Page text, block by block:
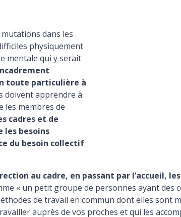
dans les
physiquement
mentale qui y serait
toute particulière à
doivent apprendre à
les membres de
cadres et de
les besoins
du besoin collectif
au cadre, en passant par l’accueil,
« un petit groupe de personnes ayant des
de travail en commun dont elles sont
auprès de vos proches et qui les